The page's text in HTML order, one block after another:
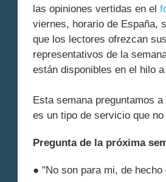
las opiniones vertidas en el
viernes, horario de España,
que los lectores ofrezcan
representativos de la
están disponibles en el hilo
Esta semana preguntamos
es un tipo de servicio que
Pregunta de la próxima
● "No son para mi, de